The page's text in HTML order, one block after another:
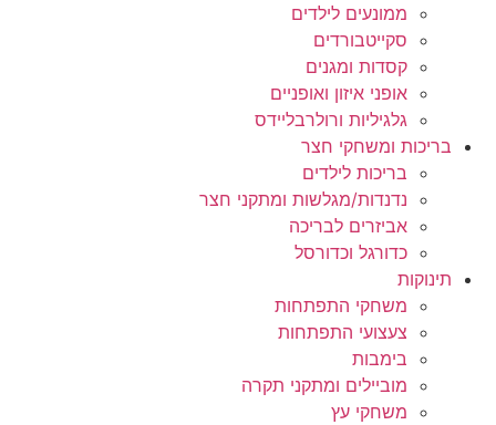
ממונעים לילדים
סקייטבורדים
קסדות ומגנים
אופני איזון ואופניים
גלגיליות ורולרבליידס
בריכות ומשחקי חצר
בריכות לילדים
נדנדות/מגלשות ומתקני חצר
אביזרים לבריכה
כדורגל וכדורסל
תינוקות
משחקי התפתחות
צעצועי התפתחות
בימבות
מוביילים ומתקני תקרה
משחקי עץ